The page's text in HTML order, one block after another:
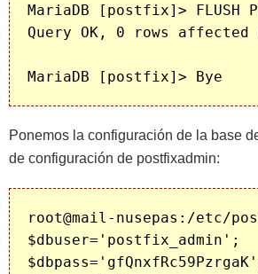
MariaDB [postfix]> FLUSH
Query OK, 0 rows
Ponemos la configuración de la base
de configuración de postfixadmin:
root@mail-nusepas:/etc/
$dbuser='postfix_admin';